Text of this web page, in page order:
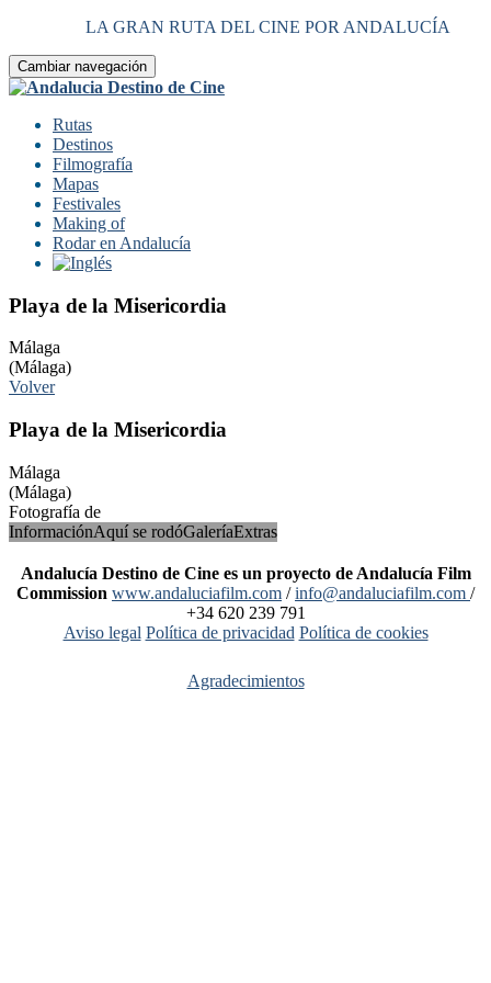
LA GRAN RUTA DEL CINE POR ANDALUCÍA
Cambiar navegación
Rutas
Destinos
Filmografía
Mapas
Festivales
Making of
Rodar en Andalucía
Playa de la Misericordia
Málaga
(Málaga)
Volver
Playa de la Misericordia
Málaga
(Málaga)
Fotografía de
InformaciónAquí se rodóGaleríaExtras
Andalucía Destino de Cine es un proyecto de Andalucía Film
Commission www.andaluciafilm.com /info@andaluciafilm.com /
+34 620 239 791
Aviso legal Política de privacidad Política de cookies
Agradecimientos